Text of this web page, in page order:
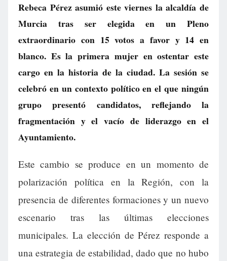
Rebeca Pérez asumió este viernes la alcaldía de
Murcia tras ser elegida en un Pleno
extraordinario con 15 votos a favor y 14 en
blanco. Es la primera mujer en ostentar este
cargo en la historia de la ciudad. La sesión se
celebró en un contexto político en el que ningún
grupo presentó candidatos, reflejando la
fragmentación y el vacío de liderazgo en el
Ayuntamiento.
Este cambio se produce en un momento de
polarización política en la Región, con la
presencia de diferentes formaciones y un nuevo
escenario tras las últimas elecciones
municipales. La elección de Pérez responde a
una estrategia de estabilidad, dado que no hubo